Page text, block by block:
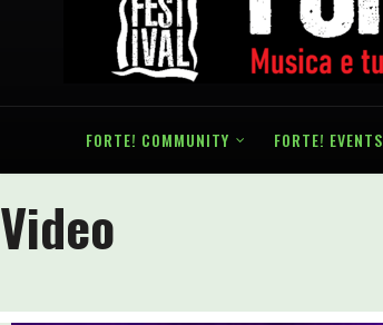
FORTE! COMMUNITY FORTE! EVENTS
Video